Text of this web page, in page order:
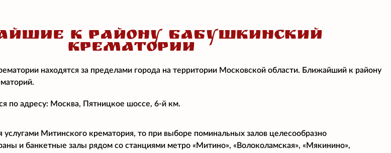
К РАЙОНУ БАБУШКИНСКИЙ
КРЕМАТОРИИ
находятся за пределами города на территории Московской области. Ближайший к району
по адресу: Москва, Пятницкое шоссе, 6-й км.
услугами Митинского крематория, то при выборе поминальных залов целесообразно
и банкетные залы рядом со станциями метро «Митино», «Волоколамская», «Мякинино»,